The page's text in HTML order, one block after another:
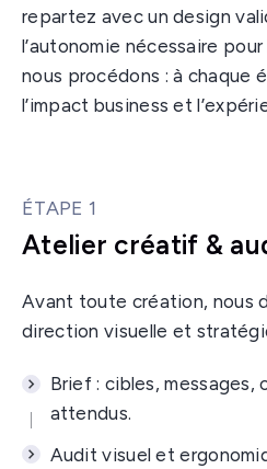
repartez avec un design
l’autonomie nécessaire
nous procédons : à chaque
l’impact business et
ÉTAPE 1
Atelier créatif &
Avant toute création, nous
direction visuelle et
Brief : cibles, messages,
attendus.
Audit visuel et